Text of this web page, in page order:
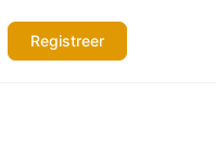
Registreer